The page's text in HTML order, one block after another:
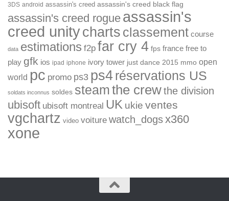
3DS android assassin's creed assassin's creed black flag
assassin's creed rogue assassin's
creed unitycharts classement course
data estimations f2p far cry 4 fps france free to
play gfk ios ipad iphone ivory tower just dance 2015 mmo open
world pc promo ps3 ps4réservations US
soldats inconnus soldes steamthe crewthe division
ubisoft ubisoft montreal UK ukie ventes
vgchartz video voiture watch_dogsx360
xone